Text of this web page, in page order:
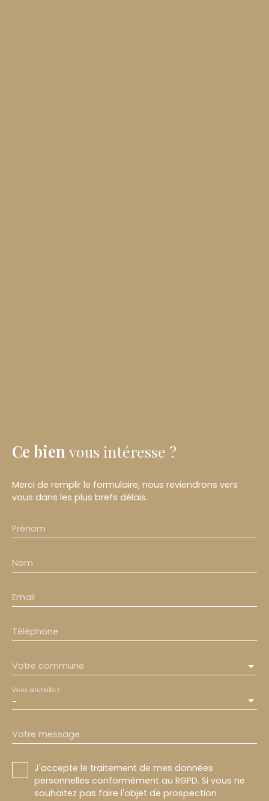
Ce bien vous intéresse ?
Merci de remplir le formulaire, nous reviendrons vers
vous dans les plus brefs délais.
Prénom
Nom
Email
Téléphone
Votre commune
-
Vous souhaitez
Votre message
J'accepte le traitement de mes données
personnelles conformément au RGPD. Si vous ne
souhaitez pas faire l'objet de prospection